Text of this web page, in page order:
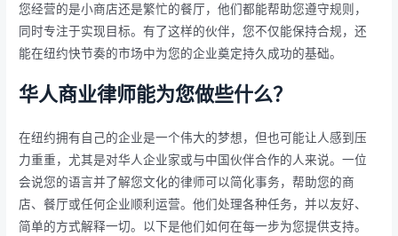
您经营的是小商店还是繁忙的餐厅，他们都能帮助您遵守规则，
同时专注于实现目标。有了这样的伙伴，您不仅能保持合规，还
能在纽约快节奏的市场中为您的企业奠定持久成功的基础。
华人商业律师能为您做些什么？
在纽约拥有自己的企业是一个伟大的梦想，但也可能让人感到压
力重重，尤其是对华人企业家或与中国伙伴合作的人来说。一位
会说您的语言并了解您文化的律师可以简化事务，帮助您的商
店、餐厅或任何企业顺利运营。他们处理各种任务，并以友好、
简单的方式解释一切。以下是他们如何在每一步为您提供支持。